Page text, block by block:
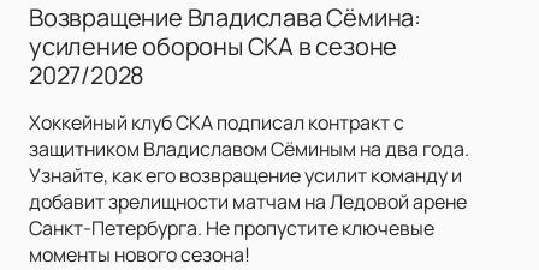
Возвращение Владислава Сёмина:
усиление обороны СКА в сезоне
2027/2028
Хоккейный клуб СКА подписал контракт с
защитником Владиславом Сёминым на два года.
Узнайте, как его возвращение усилит команду и
добавит зрелищности матчам на Ледовой арене
Санкт-Петербурга. Не пропустите ключевые
моменты нового сезона!